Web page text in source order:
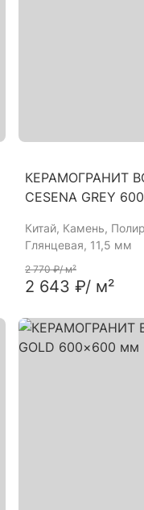
КЕРАМОГРАНИТ
CESENA GREY
Китай, Камень,
Глянцевая, 11,5 мм
2 770 ₽/ м²
2 643 ₽/ м²